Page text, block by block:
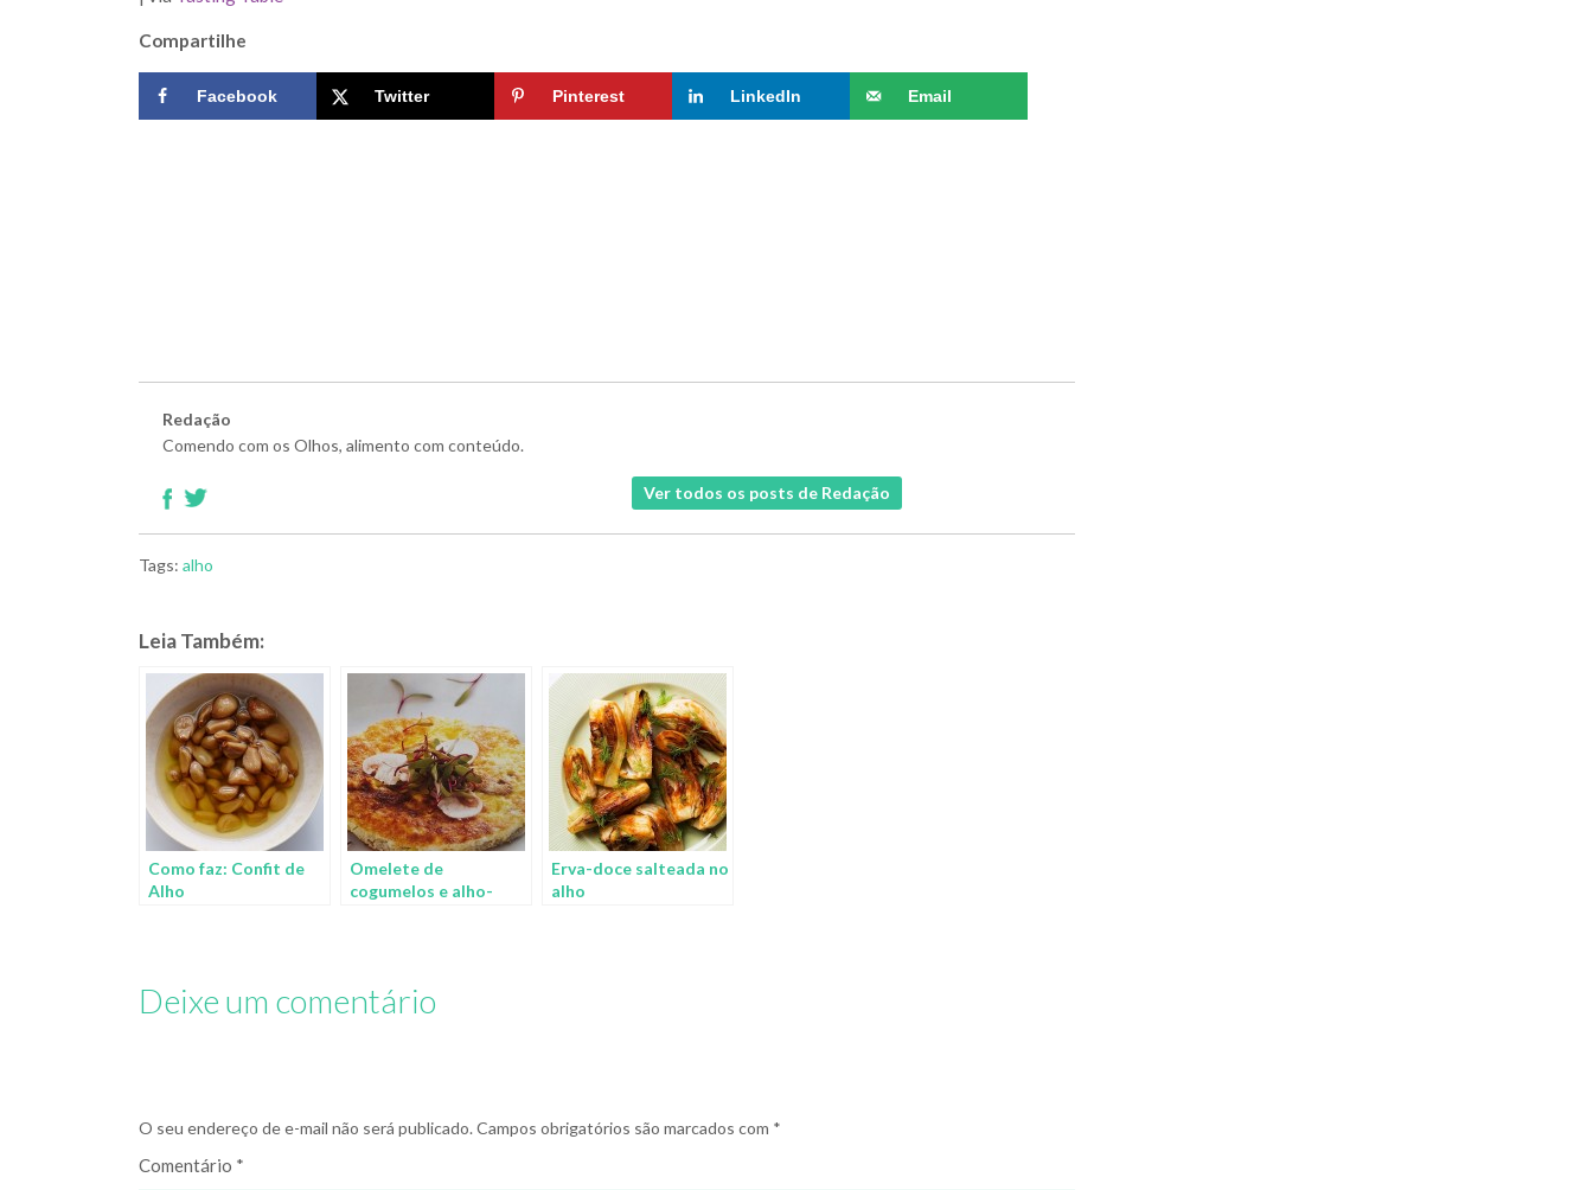
Compartilhe
Facebook Twitter Pinterest LinkedIn Email
Redação
Comendo com os Olhos, alimento com conteúdo.
Ver todos os posts de Redação
Tags: alho
Leia Também:
Como faz: Confit de
Alho
Omelete de
cogumelos e alho-
Erva-doce salteada no
alho
Deixe um comentário
O seu endereço de e-mail não será publicado.Campos obrigatórios são marcados com *
Comentário *